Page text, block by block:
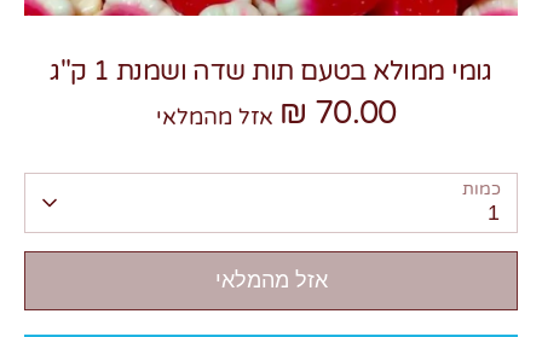
גומי ממולא בטעם תות שדה ושמנת 1 ק"ג
70.00 ₪ אזל מהמלאי
כמות
1
אזל מהמלאי